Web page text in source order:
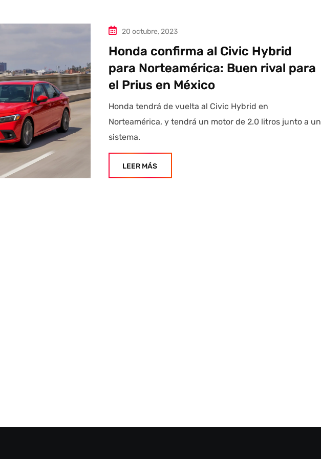
20 octubre, 2023
Honda confirma al Civic Hybrid
para Norteamérica: Buen rival para
el Prius en México
Honda tendrá de vuelta al Civic Hybrid en
Norteamérica, y tendrá un motor de 2.0 litros junto a un
sistema.
LEER MÁS